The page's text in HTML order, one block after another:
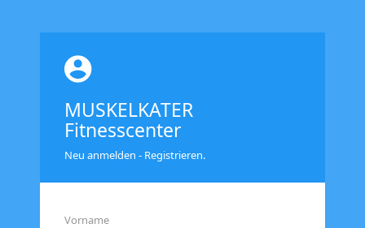
MUSKELKATER
Fitnesscenter
Neu anmelden - Registrieren.
Vorname